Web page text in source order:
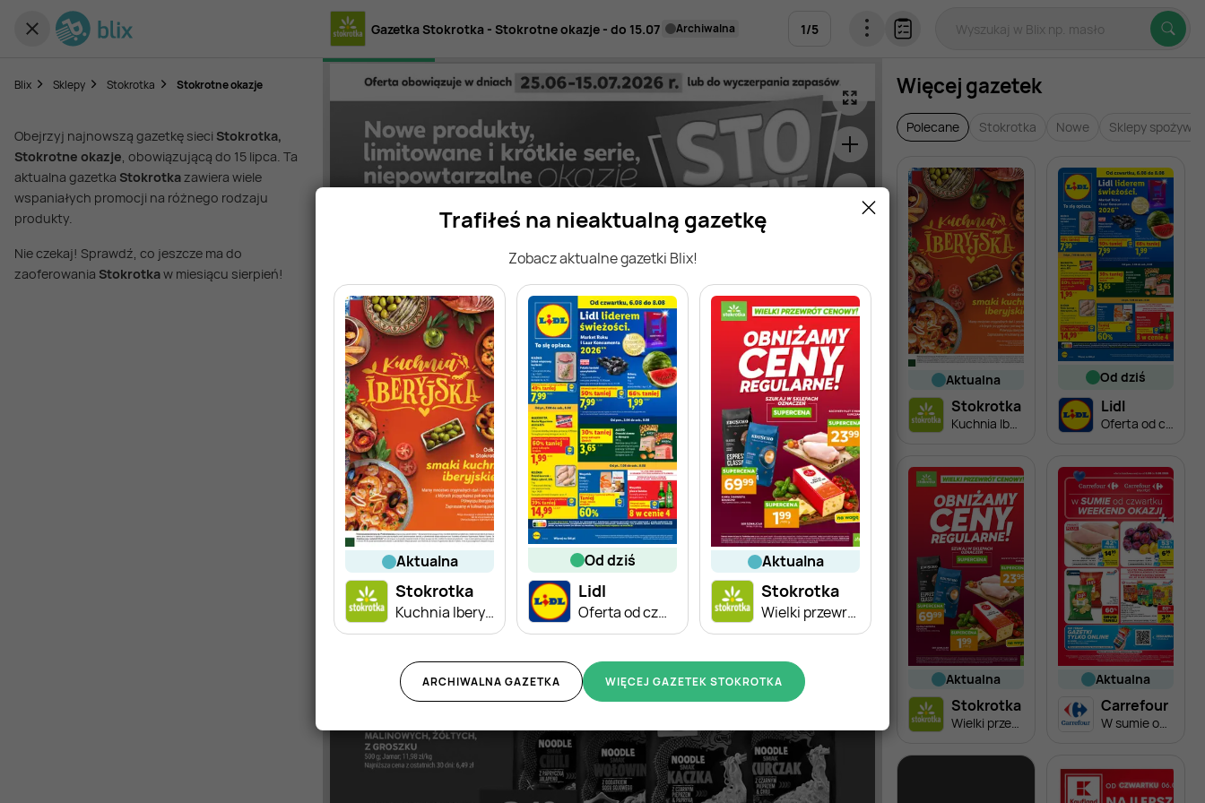
Trafiłeś na nieaktualną gazetkę
Zobacz aktualne gazetki Blix!
aktualna
Stokrotka
Kuchnia Iberyjska
od dziś
Lidl
Oferta od czwartku
aktualna
Stokrotka
Wielki przewrót cenowy!
WIĘCEJ GAZETEK STOKROTKA
ARCHIWALNA GAZETKA
Gazetka Stokrotka - Stokrotne okazje - do 15.07 archiwalna 1/5
Blix Sklepy Stokrotka Stokrotne okazje
Obejrzyj najnowszą gazetkę sieci Stokrotka,
Stokrotne okazje, obowiązującą do 15 lipca. Ta
aktualna gazetka Stokrotkazawiera wiele
wspaniałych promocji na różnego rodzaju
produkty.
Nie czekaj! Sprawdź, co jeszcze ma do
zaoferowania Stokrotkaw miesiącu sierpień!
Więcej gazetek
Polecane Stokrotka Nowe Sklepy
aktualna
Stokrotka
Kuchnia Iberyjska
od dziś
Lidl
Oferta od czwartku
aktualna
Stokrotka
aktualna
Carrefour